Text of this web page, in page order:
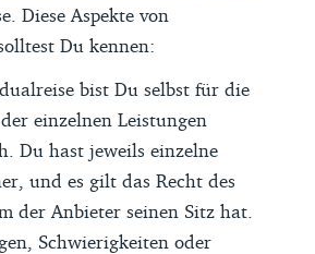
Diese Aspekte von
Du kennen:
bist Du selbst für die
einzelnen Leistungen
Du hast jeweils einzelne
und es gilt das Recht des
der Anbieter seinen Sitz hat.
Schwierigkeiten oder